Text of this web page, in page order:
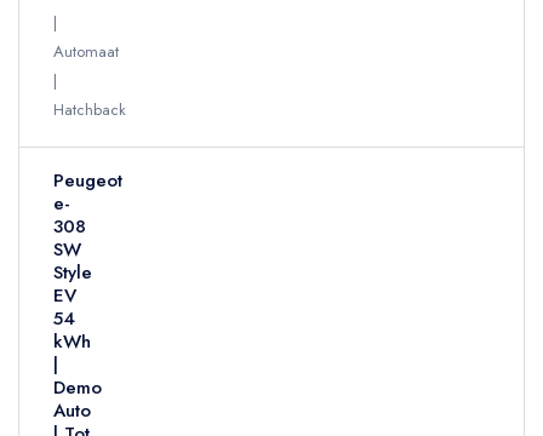
Automaat
Hatchback
Peugeot
e-
308
SW
Style
EV
54
kWh
|
Demo
Auto